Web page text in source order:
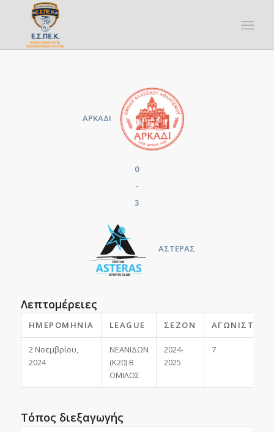
ΑΡΚΑΔΙ
0
-
3
ΑΣΤΕΡΑΣ
Λεπτομέρειες
ΗΜΕΡΟΜΗΝΊΑ LEAGUE ΣΕΖΌΝ ΑΓΩΝΙΣΤΙΚΉ
2 Νοεμβρίου,
2024
ΝΕΑΝΙΔΩΝ
(K20) Β
ΟΜΙΛΟΣ
2024-
2025
7
Τόπος διεξαγωγής